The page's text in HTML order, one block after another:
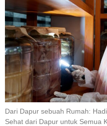
Dari Dapur sebuah Rumah:
Sehat dari Dapur untuk Semua